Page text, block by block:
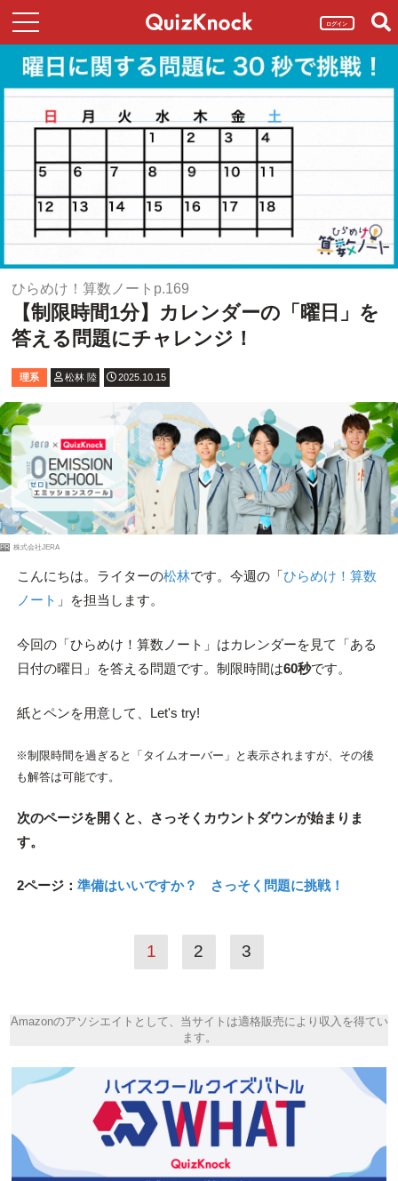
ログイン
ひらめけ！算数ノートp.169
【制限時間1分】カレンダーの「曜日」を
答える問題にチャレンジ！
理系 松林 陸 2025.10.15
PR 株式会社JERA
こんにちは。ライターの松林です。今週の「ひらめけ！算数
ノート 」を担当します。
今回の「ひらめけ！算数ノート」はカレンダーを見て「ある
日付の曜日」を答える問題です。制限時間は60秒です。
紙とペンを用意して、Let's try!
※制限時間を過ぎると「タイムオーバー」と表示されますが、その後
も解答は可能です。
次のページを開くと、さっそくカウントダウンが始まりま
す。
2ページ： 準備はいいですか？ さっそく問題に挑戦！
1 2 3
Amazonのアソシエイトとして、当サイトは適格販売により収入を得てい
ます。